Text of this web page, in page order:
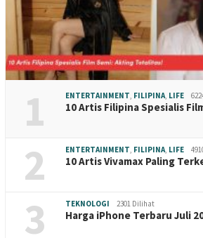
1 ENTERTAINMENT FILIPINA LIFE
10 Artis Filipina Spesialis
2 ENTERTAINMENT FILIPINA LIFE
10 Artis Vivamax Paling
3 TEKNOLOGI 2301 Dilihat
Harga iPhone Terbaru Juli